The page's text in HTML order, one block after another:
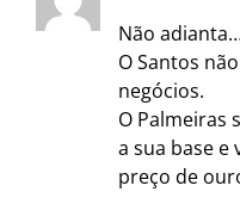
Não
O Santos
negócios.
O Palmeiras
a sua base e
preço de